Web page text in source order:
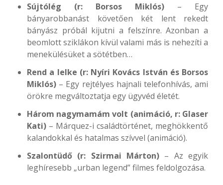
Sújtólég (r: Borsos Miklós) – Egy
bányarobbanást követően két lent rekedt
bányász próbál kijutni a felszínre. Azonban a
beomlott sziklákon kívül valami más is nehezíti a
menekülésüket a sötétben…
Rend a lelke (r: Nyíri Kovács István és Borsos
Miklós) – Egy rejtélyes hajnali telefonhívás, ami
örökre megváltoztatja egy ügyvéd életét.
Három nagymamám volt (animáció, r: Glaser
Kati) – Márquez-i családtörténet, meghökkentő
kalandokkal és hatalmas szívvel (animáció).
Szalontüdő (r: Szirmai Márton) – Az egyik
leghíresebb „urban legend” filmes feldolgozása.